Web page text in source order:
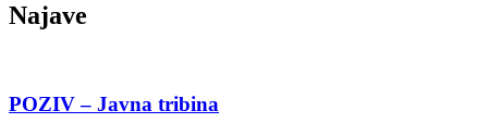
Najave
POZIV – Javna tribina